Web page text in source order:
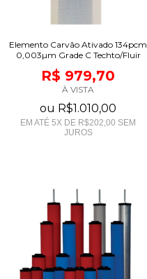
Elemento Carvão Ativado 134pcm
0,003µm Grade C Techto/Fluir
R$ 979,70
À VISTA
ou R$1.010,00
EM ATÉ 5X DE R$202,00 SEM
JUROS